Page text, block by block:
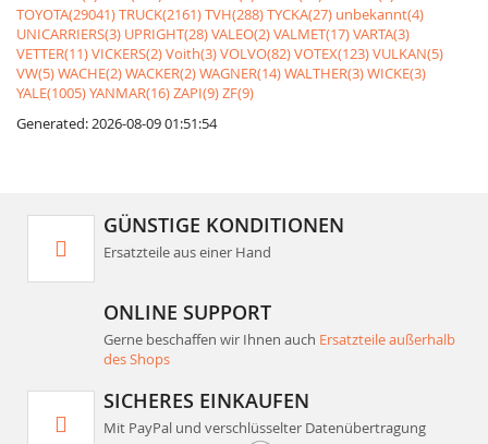
TOYOTA(29041)TRUCK(2161)TVH(288)TYCKA(27) unbekannt(4)
UNICARRIERS(3) UPRIGHT(28)VALEO(2)VALMET(17)VARTA(3)
VETTER(11)VICKERS(2)Voith(3)VOLVO(82)VOTEX(123)VULKAN(5)
VW(5)WACHE(2)WACKER(2)WAGNER(14)WALTHER(3)WICKE(3)
YALE(1005)YANMAR(16)ZAPI(9)ZF(9)
Generated: 2026-08-09 01:51:54
GÜNSTIGE KONDITIONEN
Ersatzteile aus einer Hand
ONLINE SUPPORT
Gerne beschaffen wir Ihnen auch Ersatzteile außerhalb
des Shops
SICHERES EINKAUFEN
Mit PayPal und verschlüsselter Datenübertragung